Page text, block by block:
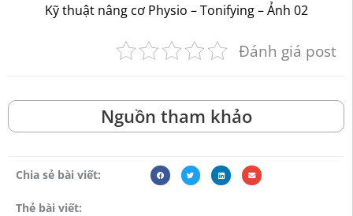
Kỹ thuật nâng cơ Physio – Tonifying – Ảnh 02
Đánh giá post
Nguồn tham khảo
Chia sẻ bài viết:
Thẻ bài viết: